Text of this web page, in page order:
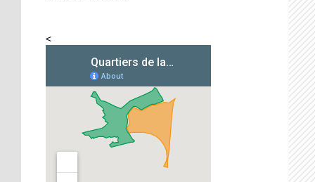
Les filles chaussent leurs
crampons
24 septembre 2014
Vers une aide sociale plus
ciblée
24 septembre 2014
<